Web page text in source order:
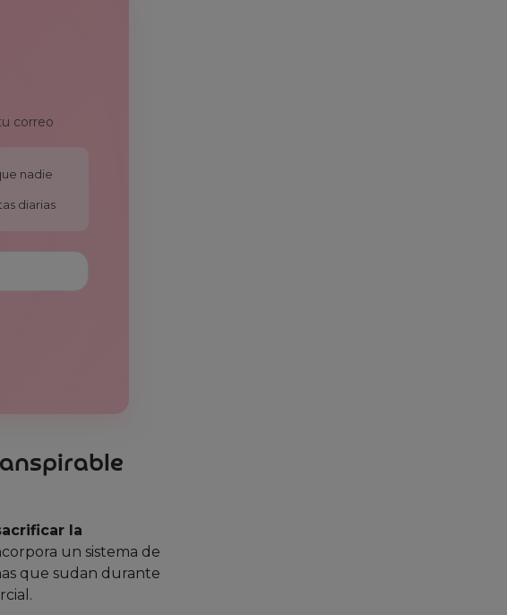
correo
nadie
diarias
la
un sistema de
que sudan durante